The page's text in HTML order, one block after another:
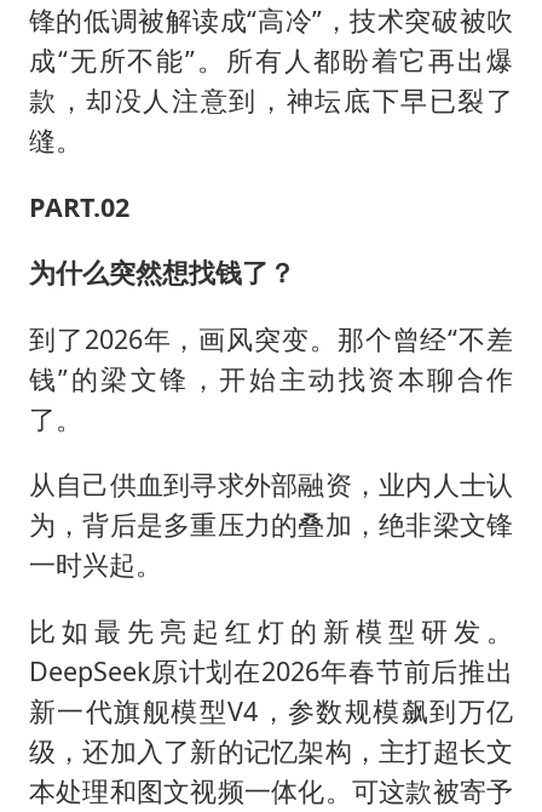
锋的低调被解读成“高冷”，技术突破被吹
成“无所不能”。所有人都盼着它再出爆
款，却没人注意到，神坛底下早已裂了
缝。
PART.02
为什么突然想找钱了？
到了2026年，画风突变。那个曾经“不差
钱”的梁文锋，开始主动找资本聊合作
了。
从自己供血到寻求外部融资，业内人士认
为，背后是多重压力的叠加，绝非梁文锋
一时兴起。
比如最先亮起红灯的新模型研发。
DeepSeek原计划在2026年春节前后推出
新一代旗舰模型V4，参数规模飙到万亿
级，还加入了新的记忆架构，主打超长文
本处理和图文视频一体化。可这款被寄予